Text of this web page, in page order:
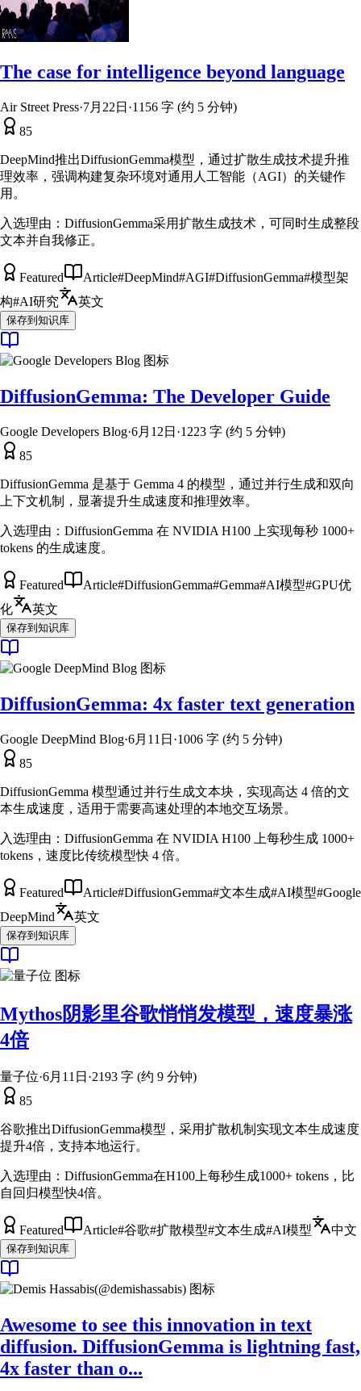
The case for intelligence beyond language
Air Street Press·7月22日 ·1156 字 (约 5 分钟)
85
DeepMind推出DiffusionGemma模型，通过扩散生成技术提升推
理效率，强调构建复杂环境对通用人工智能（AGI）的关键作
用。
入选理由： DiffusionGemma采用扩散生成技术，可同时生成整段
文本并自我修正。
Featured Article#DeepMind#AGI#DiffusionGemma#模型架
构#AI研究 英文
保存到知识库
DiffusionGemma: The Developer Guide
Google Developers Blog·6月12日 ·1223 字 (约 5 分钟)
85
DiffusionGemma 是基于 Gemma 4 的模型，通过并行生成和双向
上下文机制，显著提升生成速度和推理效率。
入选理由： DiffusionGemma 在 NVIDIA H100 上实现每秒 1000+
tokens 的生成速度。
Featured Article#DiffusionGemma#Gemma#AI模型#GPU优
化
英文
保存到知识库
DiffusionGemma: 4x faster text generation
Google DeepMind Blog·6月11日 ·1006 字 (约 5 分钟)
85
DiffusionGemma 模型通过并行生成文本块，实现高达 4 倍的文
本生成速度，适用于需要高速处理的本地交互场景。
入选理由： DiffusionGemma 在 NVIDIA H100 上每秒生成 1000+
tokens，速度比传统模型快 4 倍。
Featured Article#DiffusionGemma#文本生成#AI模型#Google
DeepMind
英文
保存到知识库
Mythos阴影里谷歌悄悄发模型，速度暴涨
4倍
量子位·6月11日 ·2193 字 (约 9 分钟)
85
谷歌推出DiffusionGemma模型，采用扩散机制实现文本生成速度
提升4倍，支持本地运行。
入选理由： DiffusionGemma在H100上每秒生成1000+ tokens，比
自回归模型快4倍。
Featured Article#谷歌#扩散模型#文本生成#AI模型 中文
保存到知识库
Awesome to see this innovation in text
diffusion. DiffusionGemma is lightning fast,
4x faster than o...